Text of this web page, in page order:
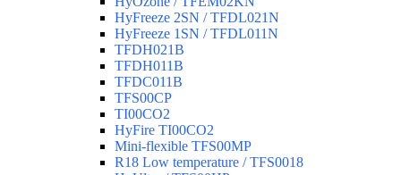
HyFreeze 2SN / TFDL021N
HyFreeze 1SN / TFDL011N
TFDH021B
TFDH011B
TFDC011B
TFS00CP
TI00CO2
HyFire TI00CO2
Mini-flexible TFS00MP
R18 Low temperature / TFS0018